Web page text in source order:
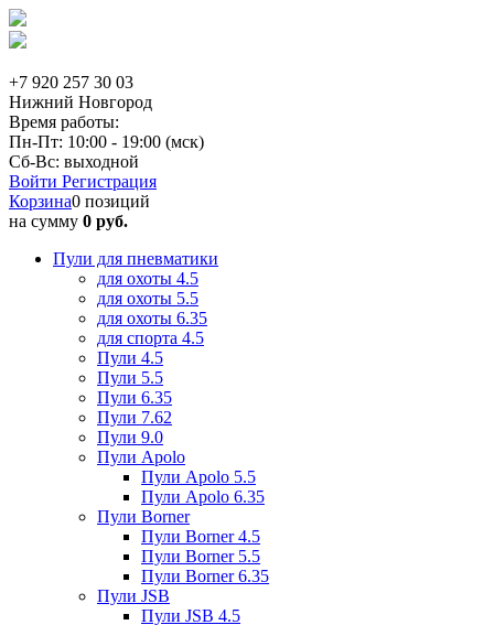
+7 920 257 30 03
Нижний Новгород
Время работы:
Пн-Пт: 10:00 - 19:00 (мск)
Сб-Вс: выходной
Войти Регистрация
Корзина0 позиций
на сумму 0 руб.
Пули для пневматики
для охоты 4.5
для охоты 5.5
для охоты 6.35
для спорта 4.5
Пули 4.5
Пули 5.5
Пули 6.35
Пули 7.62
Пули 9.0
Пули Apolo
Пули Apolo 5.5
Пули Apolo 6.35
Пули Borner
Пули Borner 4.5
Пули Borner 5.5
Пули Borner 6.35
Пули JSB
Пули JSB 4.5